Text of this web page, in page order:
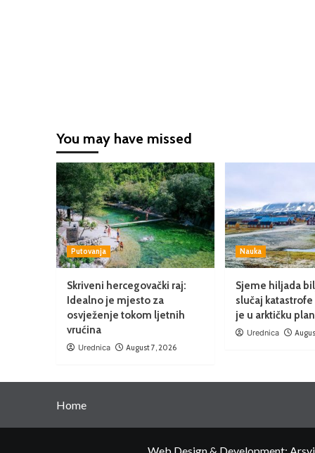
You may have missed
Putovanja
Skriveni hercegovački raj:
Idealno je mjesto za
osvježenje tokom ljetnih
vrućina
Urednica August 7, 2026
Nauka
Sjeme hiljada
slučaj
je u arktičku
Urednica
Home